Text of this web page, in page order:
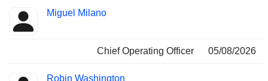
Miguel Milano
Chief Operating Officer 05/08/2026
Robin Washington